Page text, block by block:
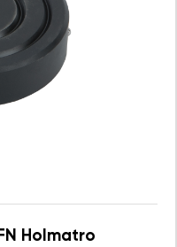
Holmatro